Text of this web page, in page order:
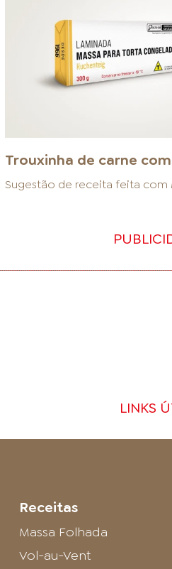
Trouxinha de carne
Sugestão de receita feita com
LINKS
Receitas
Massa Folhada
Vol-au-Vent